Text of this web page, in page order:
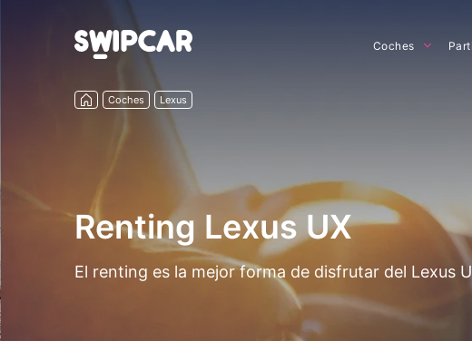
Coches
Coches Lexus
Renting Lexus UX
El renting es la mejor forma de disfrutar del Lexus